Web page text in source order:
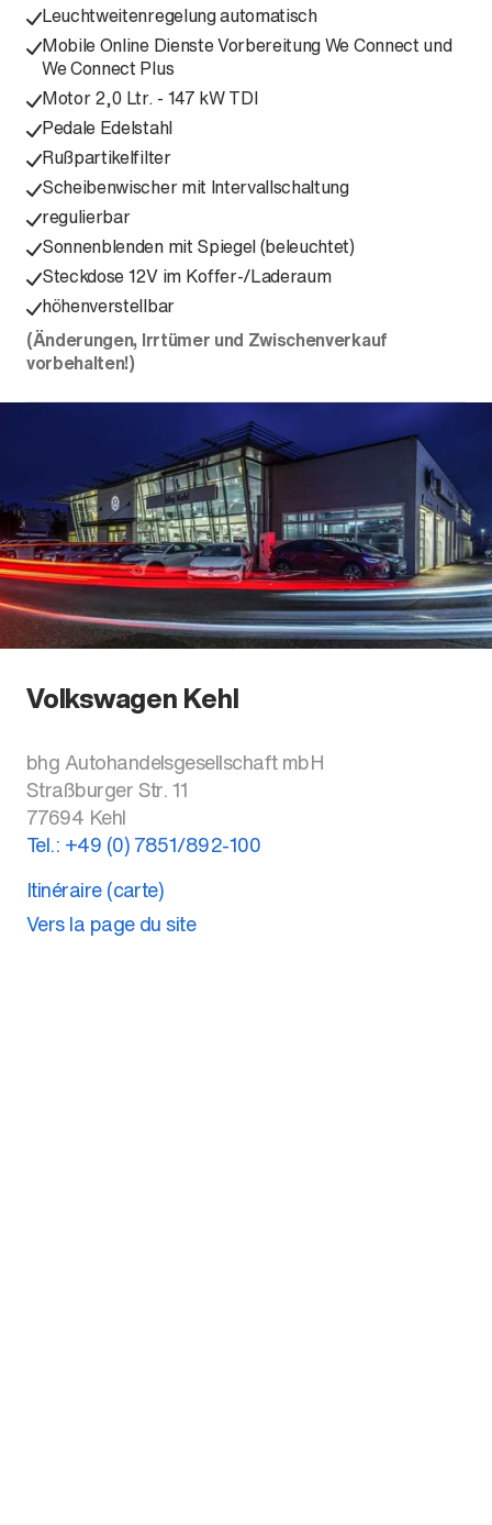
Leuchtweitenregelung automatisch
Mobile Online Dienste Vorbereitung We Connect und
We Connect Plus
Motor 2,0 Ltr. - 147 kW TDI
Pedale Edelstahl
Rußpartikelfilter
Scheibenwischer mit Intervallschaltung
regulierbar
Sonnenblenden mit Spiegel (beleuchtet)
Steckdose 12V im Koffer-/Laderaum
höhenverstellbar
(Änderungen, Irrtümer und Zwischenverkauf
vorbehalten!)
Volkswagen Kehl
bhg Autohandelsgesellschaft mbH
Straßburger Str. 11
77694 Kehl
Tel.: +49 (0) 7851/892-100
Itinéraire (carte)
Vers la page du site